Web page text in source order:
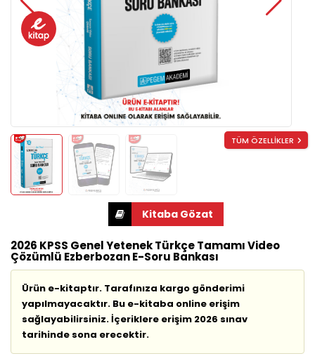
TÜM ÖZELLİKLER
2026 KPSS Genel Yetenek Türkçe Tamamı Video
Çözümlü Ezberbozan E-Soru Bankası
Ürün e-kitaptır. Tarafınıza kargo gönderimi
yapılmayacaktır. Bu e-kitaba online erişim
sağlayabilirsiniz. İçeriklere erişim 2026 sınav
tarihinde sona erecektir.